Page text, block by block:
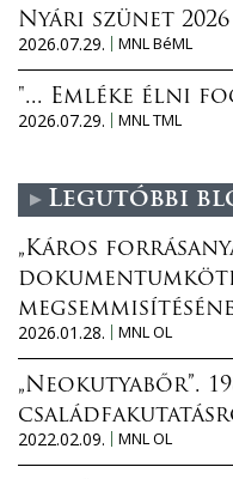
Nyári szünet 2026
2026.07.29.
MNL BéML
"... Emléke élni
2026.07.29.
MNL TML
Legutóbbi
„Káros
2026.01.28.
MNL OL
„Neokutyabőr”.
2022.02.09.
MNL OL